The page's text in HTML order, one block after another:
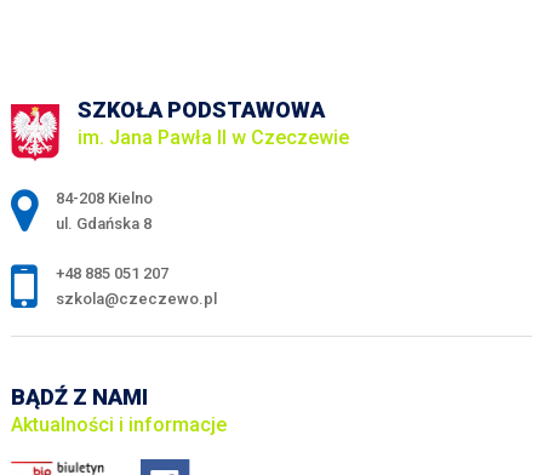
SZKOŁA PODSTAWOWA
im. Jana Pawła II w Czeczewie
Adres pocztowy:
84-208 Kielno
ul. Gdańska 8
+48 885 051 207
szkola@czeczewo.pl
BĄDŹ Z NAMI
Aktualności i informacje